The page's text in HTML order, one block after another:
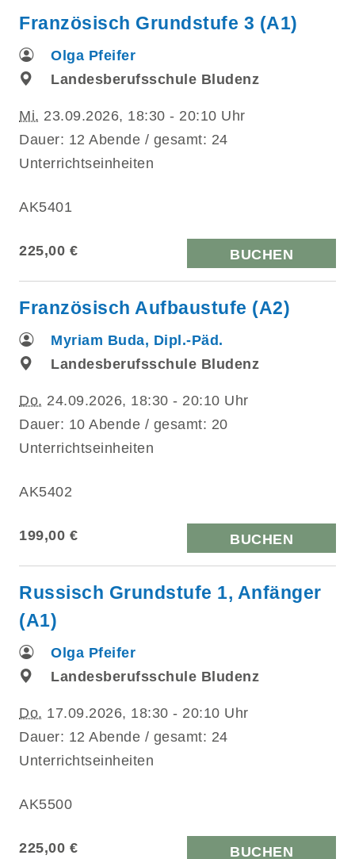
Französisch Grundstufe 3 (A1)
Olga Pfeifer
Landesberufsschule Bludenz
Mi. 23.09.2026, 18:30 - 20:10 Uhr
Dauer: 12 Abende / gesamt: 24
Unterrichtseinheiten
AK5401
225,00 € BUCHEN
Französisch Aufbaustufe (A2)
Myriam Buda, Dipl.-Päd.
Landesberufsschule Bludenz
Do. 24.09.2026, 18:30 - 20:10 Uhr
Dauer: 10 Abende / gesamt: 20
Unterrichtseinheiten
AK5402
199,00 € BUCHEN
Russisch Grundstufe 1, Anfänger
(A1)
Olga Pfeifer
Landesberufsschule Bludenz
Do. 17.09.2026, 18:30 - 20:10 Uhr
Dauer: 12 Abende / gesamt: 24
Unterrichtseinheiten
AK5500
225,00 € BUCHEN